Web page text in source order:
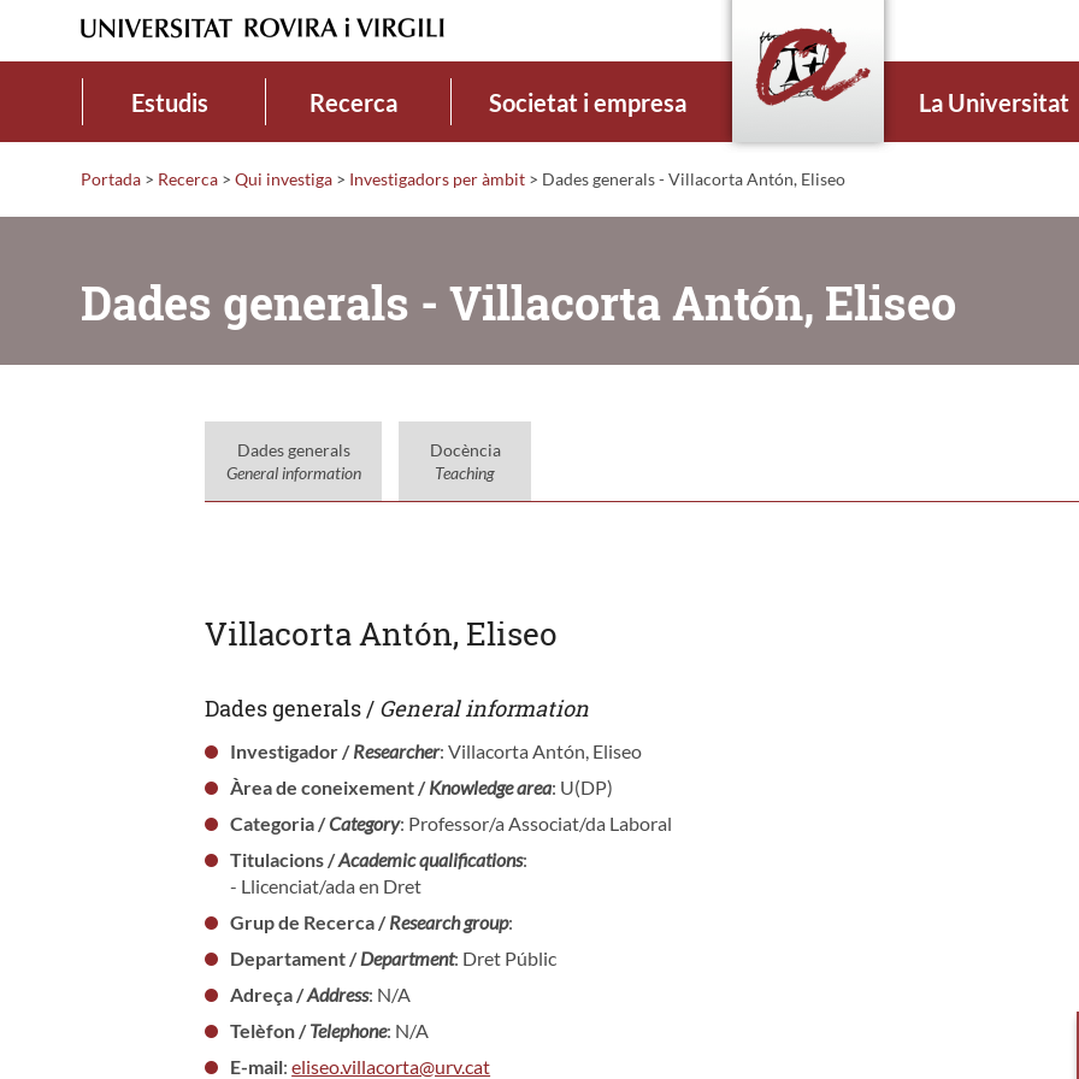
Estudis Recerca Societat i empresa La Universitat
Portada > Recerca > Qui investiga > Investigadors per àmbit > Dades generals - Villacorta Antón, Eliseo
Dades generals - Villacorta Antón, Eliseo
Dades generals
General information
Docència
Teaching
Villacorta Antón, Eliseo
Dades generals / General information
Investigador /Researcher: Villacorta Antón, Eliseo
Àrea de coneixement /Knowledge area: U(DP)
Categoria /Category: Professor/a Associat/da Laboral
Titulacions /Academic qualifications:
- Llicenciat/ada en Dret
Grup de Recerca /Research group:
Departament /Department: Dret Públic
Adreça /Address: N/A
Telèfon /Telephone: N/A
E-mail:eliseo.villacorta@urv.cat